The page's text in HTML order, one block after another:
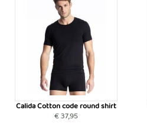
Calida Cotton code round shirt
€ 37,95